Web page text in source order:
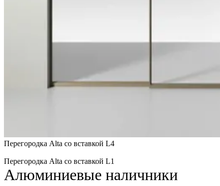
Перегородка Alta со вставкой L4
Перегородка Alta со вставкой L1
Алюминиевые наличники